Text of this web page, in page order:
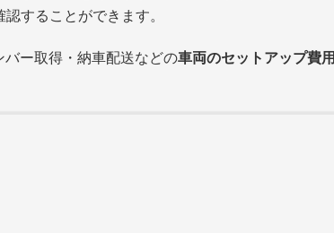
することができます。
ー取得・納車配送などの車両のセットアップ費用